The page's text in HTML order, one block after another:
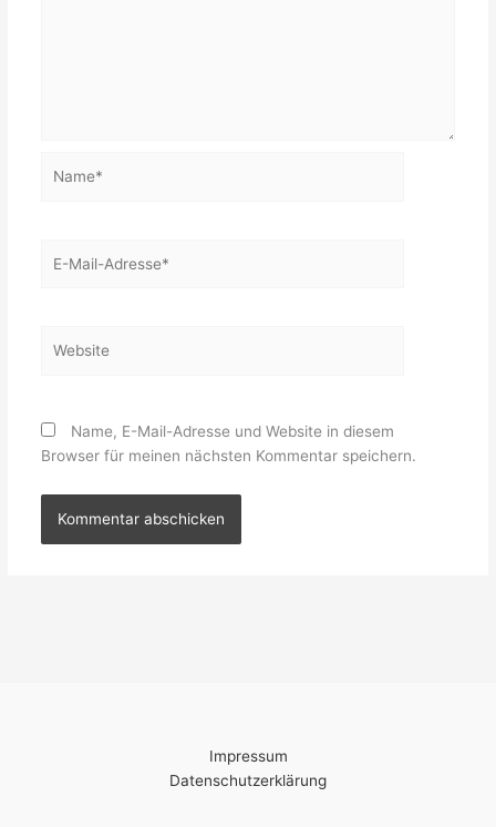
Mail-
Name, E-Mail-Adresse und Website in diesem
Browser für meinen nächsten Kommentar speichern.
Impressum
Datenschutzerklärung